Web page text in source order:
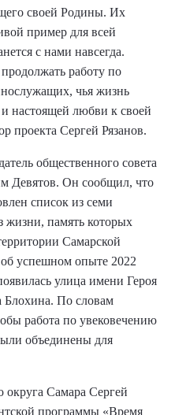
своей Родины. Их
пример для всей
с нами навсегда.
работу по
чья жизнь
настоящей любви к своей
проекта Сергей Рязанов.
общественного совета
Девятов. Он сообщил, что
список из семи
память которых
Самарской
успешном опыте 2022
улица имени Героя
Блохина. По словам
работа по увековечению
объединены для
округа Самара Сергей
программы «Время